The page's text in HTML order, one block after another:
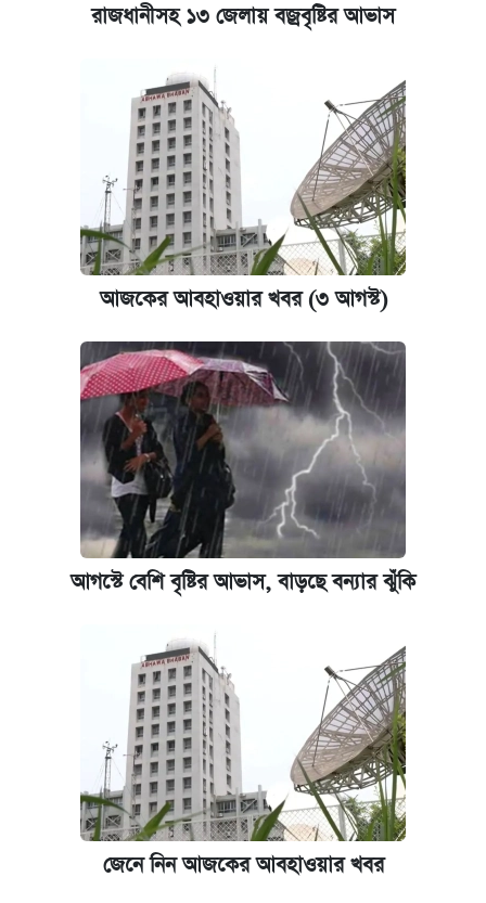
রাজধানীসহ ১৩ জেলায় বজ্রবৃষ্টির আভাস
আজকের আবহাওয়ার খবর (৩ আগস্ট)
আগস্টে বেশি বৃষ্টির আভাস, বাড়ছে বন্যার ঝুঁকি
জেনে নিন আজকের আবহাওয়ার খবর